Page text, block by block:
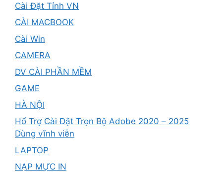
Cài Đặt Tỉnh VN
CÀI MACBOOK
Cài Win
CAMERA
DV CÀI PHẦN MỀM
GAME
HÀ NỘI
Hổ Trợ Cài Đặt Trọn Bộ Adobe 2020 – 2025
Dùng vĩnh viễn
LAPTOP
NẠP MỰC IN